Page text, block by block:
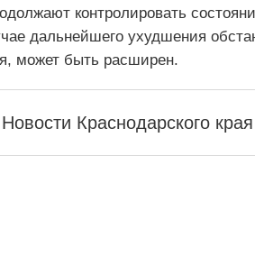
контролировать
дальнейшего ухудшения
может быть расширен.
Новости Краснодарского края